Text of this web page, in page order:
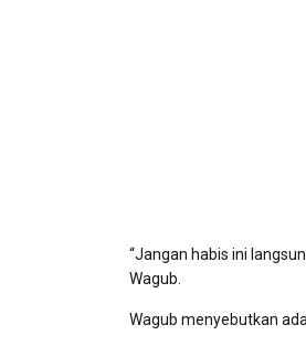
“Jangan habis ini
Wagub.
Wagub menyebutkan